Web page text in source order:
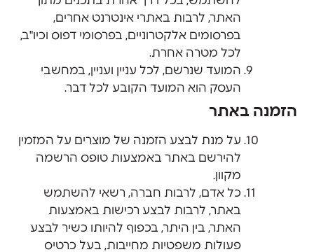
האתר, לרבות באתרי אינטרנט אחרים,
בפרסומים אלקטרוניים, בפרסומי דפוס וכיו"ב,
לכל מטרה אחרת.
המועד שנרשם, לכל עניין ועניין, במחשבי
העסק הוא המועד הקובע לכל דבר.
הזמנה באתר
על מנת לבצע הזמנה של מוצרים על המזמין
להירשם באתר באמצעות טופס הרשמה
מקוון.
כל אדם, לרבות חברה, רשאי להשתמש
באתר, לרבות לבצע רכישות באמצעות
האתר, בין היתר, בכפוף להיותו כשיר לבצע
פעולות משפטיות מחייבות, בעל כרטיס